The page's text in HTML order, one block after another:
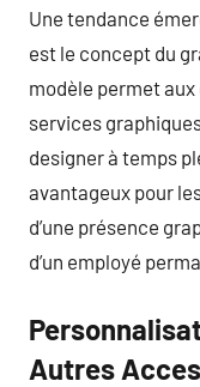
Une tendance
est le concept du
modèle permet aux
services
designer à temps
avantageux pour
d’une présence
d’un employé
Autres